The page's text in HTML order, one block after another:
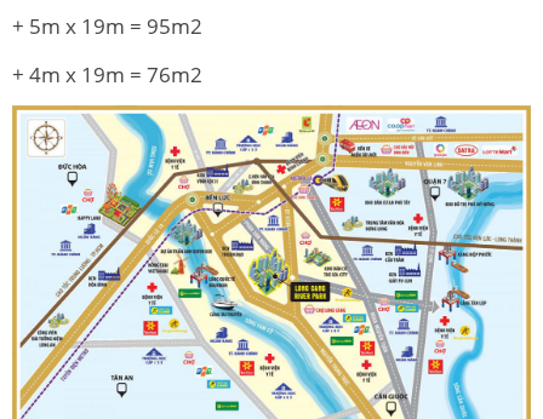
+ 5m x 19m = 95m2
+ 4m x 19m = 76m2